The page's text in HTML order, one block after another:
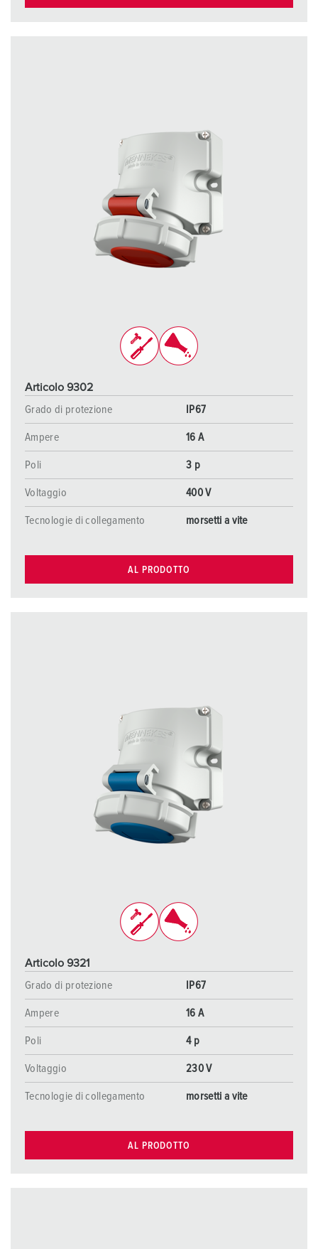
Articolo 9302
Grado di protezione
IP67
Ampere 16 A
Poli 3 p
Voltaggio 400 V
Tecnologie di collegamento morsetti a vite
AL PRODOTTO
Articolo 9321
Grado di protezione
IP67
Ampere 16 A
Poli 4 p
Voltaggio 230 V
Tecnologie di collegamento morsetti a vite
AL PRODOTTO